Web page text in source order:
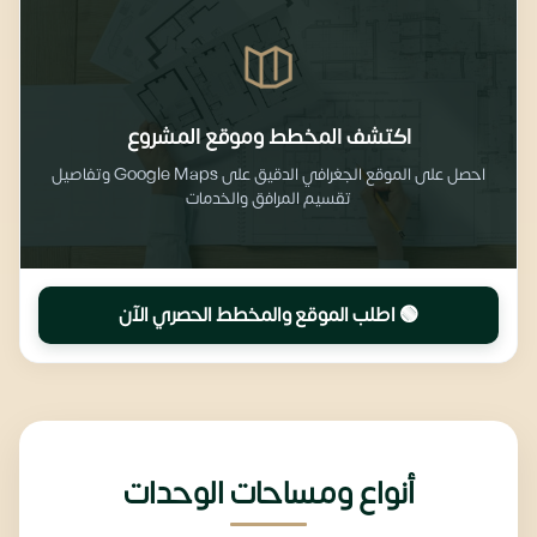
اكتشف المخطط وموقع المشروع
احصل على الموقع الجغرافي الدقيق على Google Maps وتفاصيل
تقسيم المرافق والخدمات
🟢 اطلب الموقع والمخطط الحصري الآن
أنواع ومساحات الوحدات